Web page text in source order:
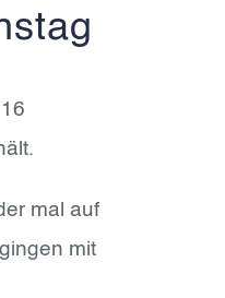
mal auf
mit